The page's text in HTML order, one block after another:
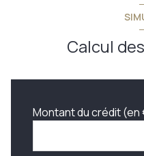
Calcul
Montant du crédit (en